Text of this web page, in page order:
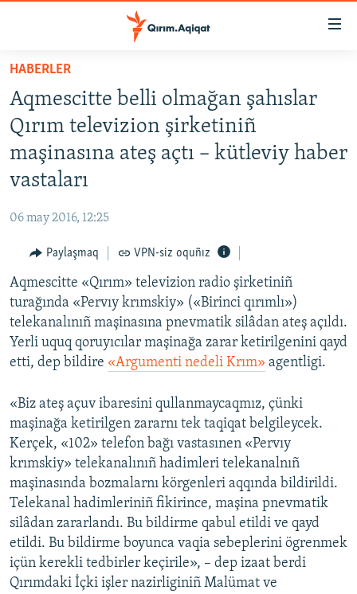
Esas
qaytmaq
Baş
navigatsiyağa
qaytmaq
Qıdıruvğa
SİYASET
İQTİSADİYAT
CEMİYET
İNSAN AQLARI
VİDEO
SÜRET
BLOGLAR
FİKİR
Українською
QOŞULIÑIZ!
RFE/RS bütün saytları
HABERLER
Aqmescitte belli olmağan şahıslar
Qırım televizion şirketiniñ
maşinasına ateş açtı – kütleviy haber
vastaları
06 may 2016, 12:25
Paylaşmaq VPN-siz oquñız
Aqmescitte «Qırım» televizion radio şirketiniñ
turağında «Pervıy krımskiy» («Birinci qırımlı»)
telekanalınıñ maşinasına pnevmatik silâdan ateş açıldı.
Yerli uquq qoruyıcılar maşinağa zarar ketirilgenini qayd
etti, dep bildire «Argumenti nedeli Krım» agentligi.
«Biz ateş açuv ibaresini qullanmaycaqmız, çünki
maşinağa ketirilgen zararnı tek taqiqat belgileycek.
Kerçek, «102» telefon bağı vastasınen «Pervıy
krımskiy» telekanalınıñ hadimleri telekanalnıñ
maşinasında bozmalarnı körgenleri aqqında bildirildi.
Telekanal hadimleriniñ fikirince, maşina pnevmatik
silâdan zararlandı. Bu bildirme qabul etildi ve qayd
etildi. Bu bildirme boyunca vaqia sebeplerini ögrenmek
içün kerekli tedbirler keçirile», – dep izaat berdi
Qırımdaki İçki işler nazirliginiñ Malümat ve